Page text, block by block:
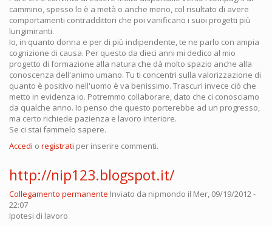
cammino, spesso lo è a metà o anche meno, col risultato di avere
comportamenti contraddittori che poi vanificano i suoi progetti più
lungimiranti.
Io, in quanto donna e per di più indipendente, te ne parlo con ampia
cognizione di causa. Per questo da dieci anni mi dedico al mio
progetto di formazione alla natura che dà molto spazio anche alla
conoscenza dell'animo umano. Tu ti concentri sulla valorizzazione di
quanto è positivo nell'uomo è va benissimo. Trascuri invece ciò che
metto in evidenza io. Potremmo collaborare, dato che ci conosciamo
da qualche anno. Io penso che questo porterebbe ad un progresso,
ma certo richiede pazienza e lavoro interiore.
Se ci stai fammelo sapere.
Accedi o registrati per inserire commenti.
http://nip123.blogspot.it/
Collegamento permanente Inviato da nipmondo il Mer, 09/19/2012 -
22:07
Ipotesi di lavoro